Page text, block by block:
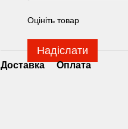
Оцініть товар
Надіслати
Доставка Оплата